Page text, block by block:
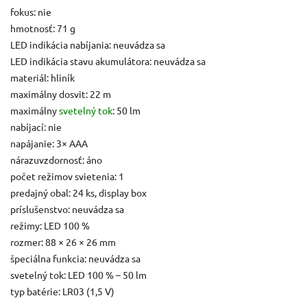
fokus: nie
hmotnosť: 71 g
LED indikácia nabíjania: neuvádza sa
LED indikácia stavu akumulátora: neuvádza sa
materiál: hliník
maximálny dosvit: 22 m
maximálnysvetelný tok: 50 lm
nabíjací: nie
napájanie: 3× AAA
nárazuvzdornosť: áno
počet režimov svietenia: 1
predajný obal: 24 ks, display box
príslušenstvo: neuvádza sa
režimy: LED 100 %
rozmer: 88 × 26 × 26 mm
špeciálna funkcia: neuvádza sa
svetelný tok: LED 100 % – 50 lm
typ batérie: LR03 (1,5 V)